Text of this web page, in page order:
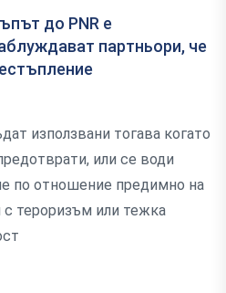
до PNR е
партньори, че
използвани тогава когато
или се води
по отношение предимно на
с тероризъм или тежка